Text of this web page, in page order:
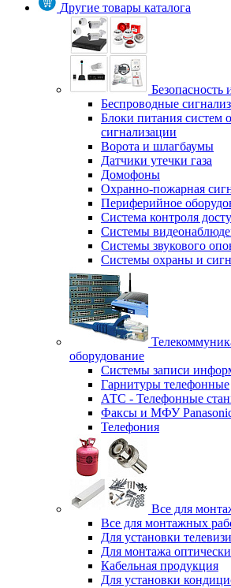
Другие товары каталога
Безопасность
Беспроводные
Блоки питания систем
сигнализации
Ворота и шлагбаумы
Датчики утечки газа
Домофоны
Охранно-пожарная
Периферийное
Система контроля
Системы
Системы звукового
Системы охраны и
оборудование
Системы записи
Гарнитуры телефонные
АТС - Телефонные
Факсы и МФУ
Телефония
Все для
Все для монтажных
Для установки
Для монтажа
Кабельная продукция
Для установки